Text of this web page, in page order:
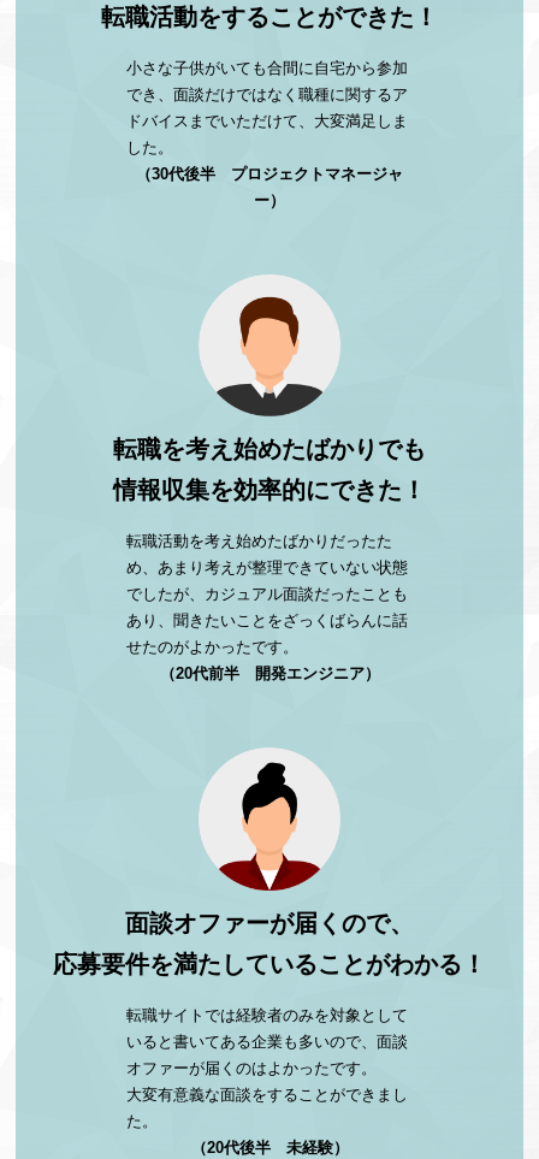
転職活動をすることができた！
小さな子供がいても合間に自宅から参加
でき、面談だけではなく職種に関するア
ドバイスまでいただけて、大変満足しま
した。
（30代後半 プロジェクトマネージャ
ー）
転職を考え始めたばかりでも
情報収集を効率的にできた！
転職活動を考え始めたばかりだったた
め、あまり考えが整理できていない状態
でしたが、カジュアル面談だったことも
あり、聞きたいことをざっくばらんに話
せたのがよかったです。
（20代前半 開発エンジニア）
面談オファーが届くので、
応募要件を満たしていることがわかる！
転職サイトでは経験者のみを対象として
いると書いてある企業も多いので、面談
オファーが届くのはよかったです。
大変有意義な面談をすることができまし
た。
（20代後半 未経験）